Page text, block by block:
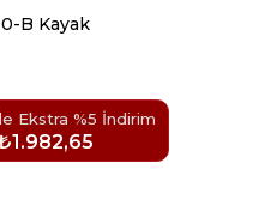
B Kayak
Ekstra %5 İndirim